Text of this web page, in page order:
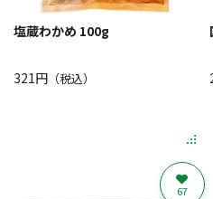
塩蔵わかめ 100g
321円 （税込）
67